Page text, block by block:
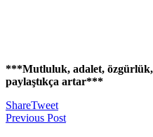
***Mutluluk, adalet, özgürlük,
paylaştıkça artar***
ShareTweet
Previous Post